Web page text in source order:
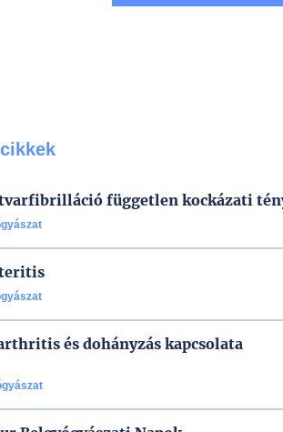
független kockázati
és dohányzás kapcsolata